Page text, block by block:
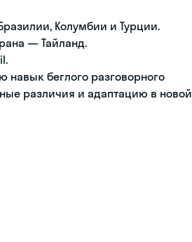
Колумбии и Турции.
— Тайланд.
беглого разговорного
различия и адаптацию в новой